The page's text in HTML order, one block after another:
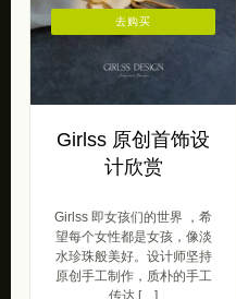
Girlss 原创首饰设
计欣赏
Girlss 即女孩们的世界 ，希
望每个女性都是女孩，像淡
水珍珠般美好。设计师坚持
原创手工制作，质朴的手工
传达 […]
去购买